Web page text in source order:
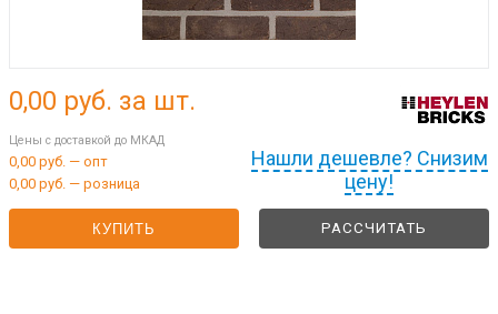
Нашли дешевле? Снизим
цену!
0,00 руб. за шт.
Цены с доставкой до МКАД
0,00 руб. — опт
0,00 руб. — розница
КУПИТЬ РАССЧИТАТЬ